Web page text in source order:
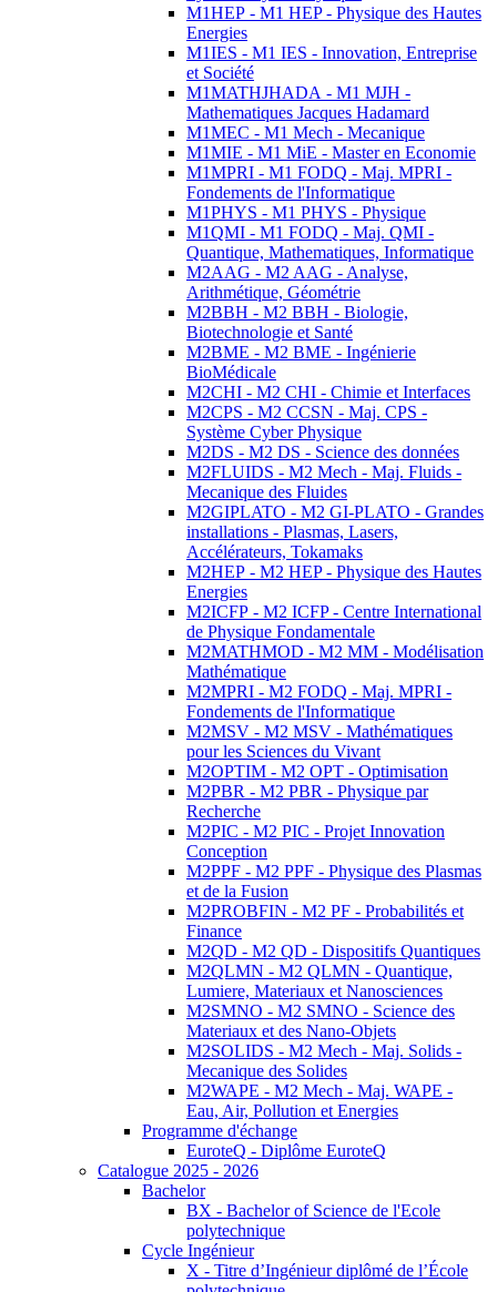
M1HEP - M1 HEP - Physique des Hautes
Energies
M1IES - M1 IES - Innovation, Entreprise
et Société
M1MATHJHADA - M1 MJH -
Mathematiques Jacques Hadamard
M1MEC - M1 Mech - Mecanique
M1MIE - M1 MiE - Master en Economie
M1MPRI - M1 FODQ - Maj. MPRI -
Fondements de l'Informatique
M1PHYS - M1 PHYS - Physique
M1QMI - M1 FODQ - Maj. QMI -
Quantique, Mathematiques, Informatique
M2AAG - M2 AAG - Analyse,
Arithmétique, Géométrie
M2BBH - M2 BBH - Biologie,
Biotechnologie et Santé
M2BME - M2 BME - Ingénierie
BioMédicale
M2CHI - M2 CHI - Chimie et Interfaces
M2CPS - M2 CCSN - Maj. CPS -
Système Cyber Physique
M2DS - M2 DS - Science des données
M2FLUIDS - M2 Mech - Maj. Fluids -
Mecanique des Fluides
M2GIPLATO - M2 GI-PLATO - Grandes
installations - Plasmas, Lasers,
Accélérateurs, Tokamaks
M2HEP - M2 HEP - Physique des Hautes
Energies
M2ICFP - M2 ICFP - Centre International
de Physique Fondamentale
M2MATHMOD - M2 MM - Modélisation
Mathématique
M2MPRI - M2 FODQ - Maj. MPRI -
Fondements de l'Informatique
M2MSV - M2 MSV - Mathématiques
pour les Sciences du Vivant
M2OPTIM - M2 OPT - Optimisation
M2PBR - M2 PBR - Physique par
Recherche
M2PIC - M2 PIC - Projet Innovation
Conception
M2PPF - M2 PPF - Physique des Plasmas
et de la Fusion
M2PROBFIN - M2 PF - Probabilités et
Finance
M2QD - M2 QD - Dispositifs Quantiques
M2QLMN - M2 QLMN - Quantique,
Lumiere, Materiaux et Nanosciences
M2SMNO - M2 SMNO - Science des
Materiaux et des Nano-Objets
M2SOLIDS - M2 Mech - Maj. Solids -
Mecanique des Solides
M2WAPE - M2 Mech - Maj. WAPE -
Eau, Air, Pollution et Energies
Programme d'échange
EuroteQ - Diplôme EuroteQ
Catalogue 2025 - 2026
Bachelor
BX - Bachelor of Science de l'Ecole
polytechnique
Cycle Ingénieur
X - Titre d’Ingénieur diplômé de l’École